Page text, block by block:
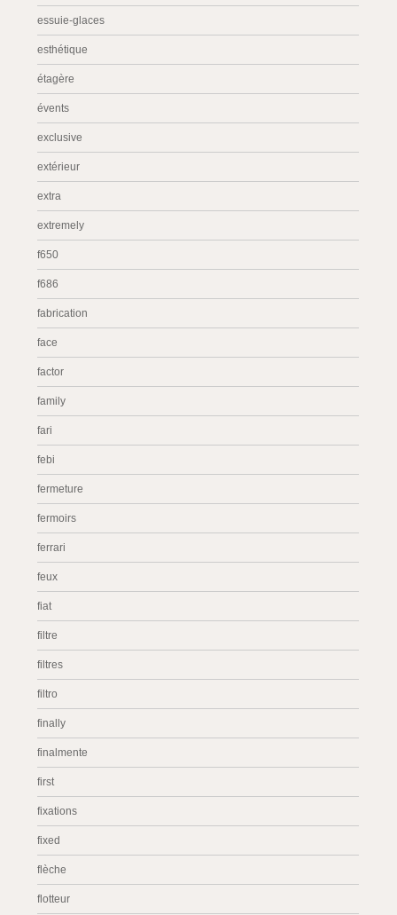
essuie-glaces
esthétique
étagère
évents
exclusive
extérieur
extra
extremely
f650
f686
fabrication
face
factor
family
fari
febi
fermeture
fermoirs
ferrari
feux
fiat
filtre
filtres
filtro
finally
finalmente
first
fixations
fixed
flèche
flotteur